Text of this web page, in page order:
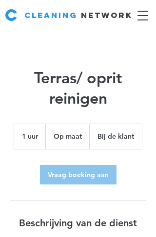
C Cleaning network
Terras/ oprit
reinigen
1 uur1
Op maat Bij de klant
Vraag boeking aan
Beschrijving van de dienst